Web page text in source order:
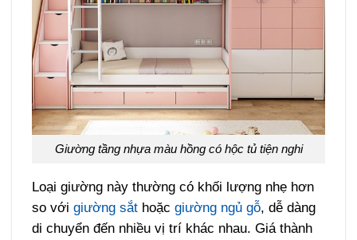
Giường tầng nhựa màu hồng có hộc tủ tiện nghi
Loại giường này thường có khối lượng nhẹ hơn
so vớigiường sắt hoặcgiường ngủ gỗ, dễ dàng
di chuyển đến nhiều vị trí khác nhau. Giá thành